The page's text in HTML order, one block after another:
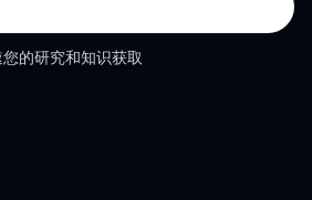
的研究和知识获取